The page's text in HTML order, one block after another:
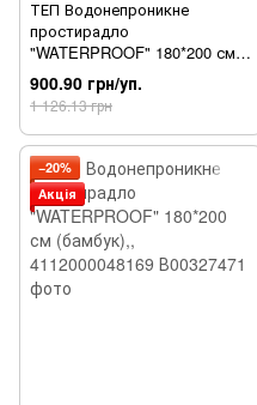
ТЕП Водонепроникне
простирадло
"WATERPROOF" 180*200 см
(бамбук),, 4112000048169
900.90 грн/уп.
1 126.13 грн
−20%
Акція